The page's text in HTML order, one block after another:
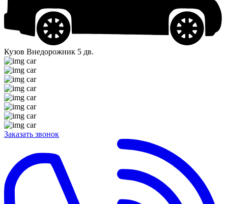
Кузов Внедорожник 5 дв.
Заказать звонок